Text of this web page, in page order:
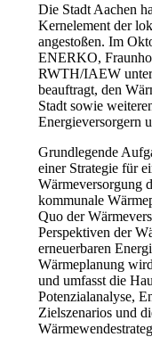
Die Stadt Aachen
Kernelement der
angestoßen. Im
ENERKO,
RWTH/IAEW
beauftragt, den
Stadt sowie
Energieversorgern
Grundlegende
einer Strategie für
Wärmeversorgung
kommunale
Quo der
Perspektiven der
erneuerbaren
Wärmeplanung
und umfasst die
Potenzialanalyse,
Zielszenarios und